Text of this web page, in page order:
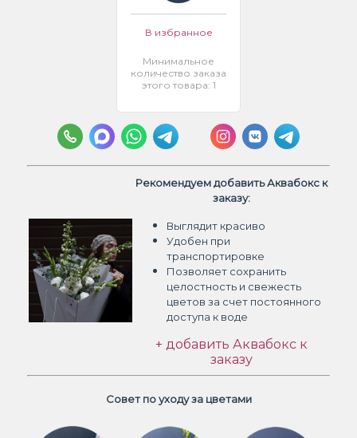
В избранное
Минимальное
количество заказа
этого товара: 1
Рекомендуем добавить Аквабокс к
заказу:
Выглядит красиво
Удобен при
транспортировке
Позволяет сохранить
целостность и свежесть
цветов за счет постоянного
доступа к воде
+ добавить Аквабокс к
заказу
Совет по уходу за цветами